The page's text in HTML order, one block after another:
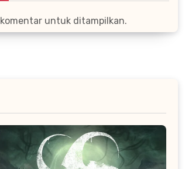
untuk ditampilkan.